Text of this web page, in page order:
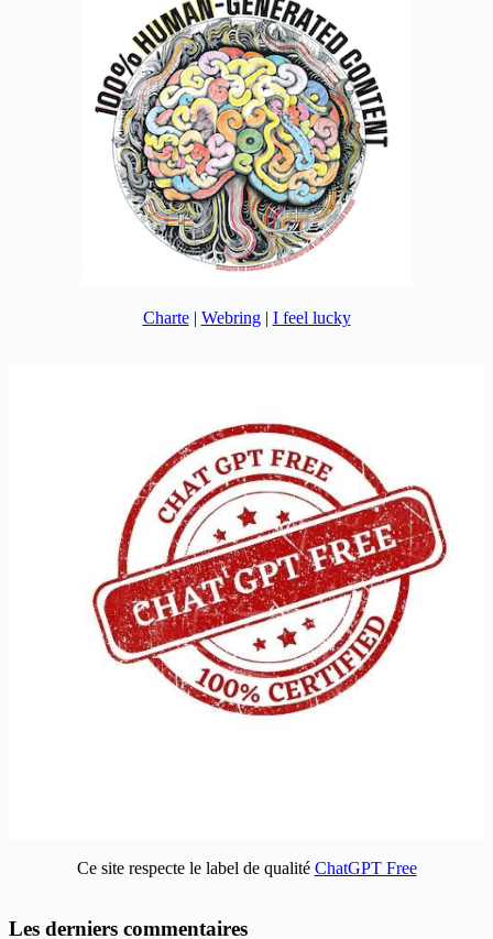
Charte| Webring| I feel lucky
Ce site respecte le label de qualité ChatGPT Free
Les derniers commentaires